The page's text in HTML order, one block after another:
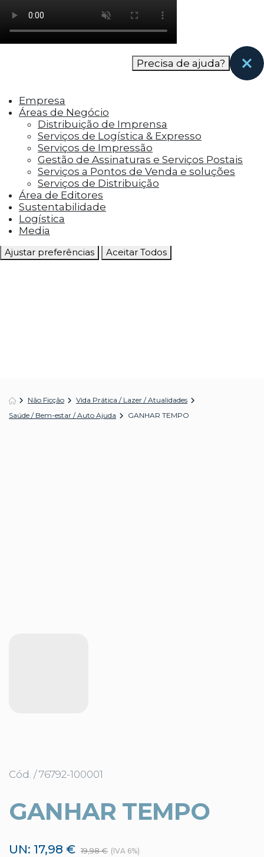
como os visitantes interagem com o site. Esses
cookies ajudam a fornecer informações sobre
as métricas do número de visitantes, taxa de
rejeição, origem do tráfego, etc.
funcionalidades, como compartilhar o
conteúdo do site em plataformas de social
media, coletar feedbacks e outros recursos de
terceiros.
Cookies Marketing
Os cookies de marketing são usados para
entregar aos visitantes anúncios
personalizados com base nas páginas que eles
visitaram antes e analisar a eficácia da
campanha publicitária.
Ajustar preferências Aceitar Todos
Precisa de ajuda?
Empresa
Áreas de Negócio
Distribuição de Imprensa
Serviços de Logística & Expresso
Serviços de Impressão
Gestão de Assinaturas e Serviços Postais
Serviços a Pontos de Venda e soluções
Serviços de Distribuição
Área de Editores
Sustentabilidade
Logística
Media
Não Ficção
Vida Prática / Lazer / Atualidades
Saúde / Bem-estar / Auto Ajuda
GANHAR TEMPO
Cód. / 76792-100001
GANHAR TEMPO
UN: 17,98 € 19,98 € (IVA 6%)